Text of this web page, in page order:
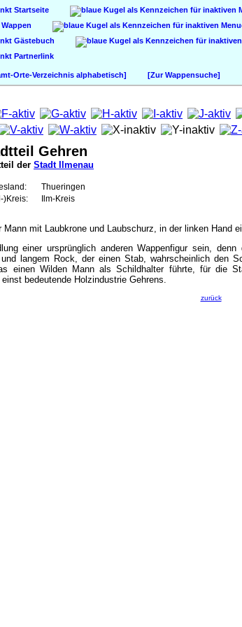
Startseite
Wappen
Gästebuch
Partnerlink
Orte-Verzeichnis alphabetisch] [Zur Wappensuche]
Gehren
der Stadt Ilmenau
Thueringen
)Kreis:
Ilm-Kreis
Mann mit Laubkrone und Laubschurz, in der linken Hand
einer ursprünglich anderen Wappenfigur sein,
langem Rock, der einen Stab, wahrscheinlich den
einen Wilden Mann als Schildhalter führte, für die
bedeutende Holzindustrie Gehrens.
zurück